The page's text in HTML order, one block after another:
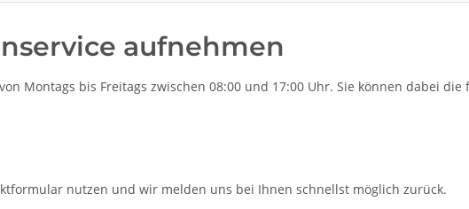
aufnehmen
Montags bis Freitags zwischen 08:00 und 17:00 Uhr. Sie können dabei
nutzen und wir melden uns bei Ihnen schnellst möglich zurück.